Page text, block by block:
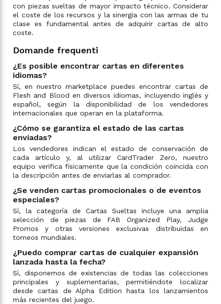
con piezas sueltas de mayor impacto técnico. Considerar
el coste de los recursos y la sinergia con las armas de tu
clase es fundamental antes de adquirir cartas de alto
coste.
Domande frequenti
¿Es posible encontrar cartas en diferentes
idiomas?
Sí, en nuestro marketplace puedes encontrar cartas de
Flesh and Blood en diversos idiomas, incluyendo inglés y
español, según la disponibilidad de los vendedores
internacionales que operan en la plataforma.
¿Cómo se garantiza el estado de las cartas
enviadas?
Los vendedores indican el estado de conservación de
cada artículo y, al utilizar CardTrader Zero, nuestro
equipo verifica físicamente que la condición coincida con
la descripción antes de enviarlas al comprador.
¿Se venden cartas promocionales o de eventos
especiales?
Sí, la categoría de Cartas Sueltas incluye una amplia
selección de piezas de FAB Organized Play, Judge
Promos y otras versiones exclusivas distribuidas en
torneos mundiales.
¿Puedo comprar cartas de cualquier expansión
lanzada hasta la fecha?
Sí, disponemos de existencias de todas las colecciones
principales y suplementarias, permitiéndote localizar
desde cartas de Alpha Edition hasta los lanzamientos
más recientes del juego.